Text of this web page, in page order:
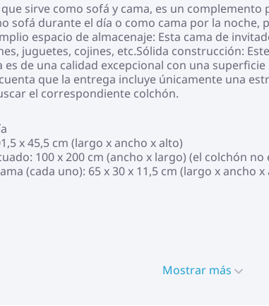
que sirve como sofá y cama, es un
sofá durante el día o como cama por la
espacio de almacenaje: Esta cama de
juguetes, cojines, etc.Sólida construcción:
de una calidad excepcional con una
que la entrega incluye únicamente una
el correspondiente colchón.
x 45,5 cm (largo x ancho x alto)
100 x 200 cm (ancho x largo) (el colchón no
(cada uno): 65 x 30 x 11,5 cm (largo x ancho x
Mostrar más